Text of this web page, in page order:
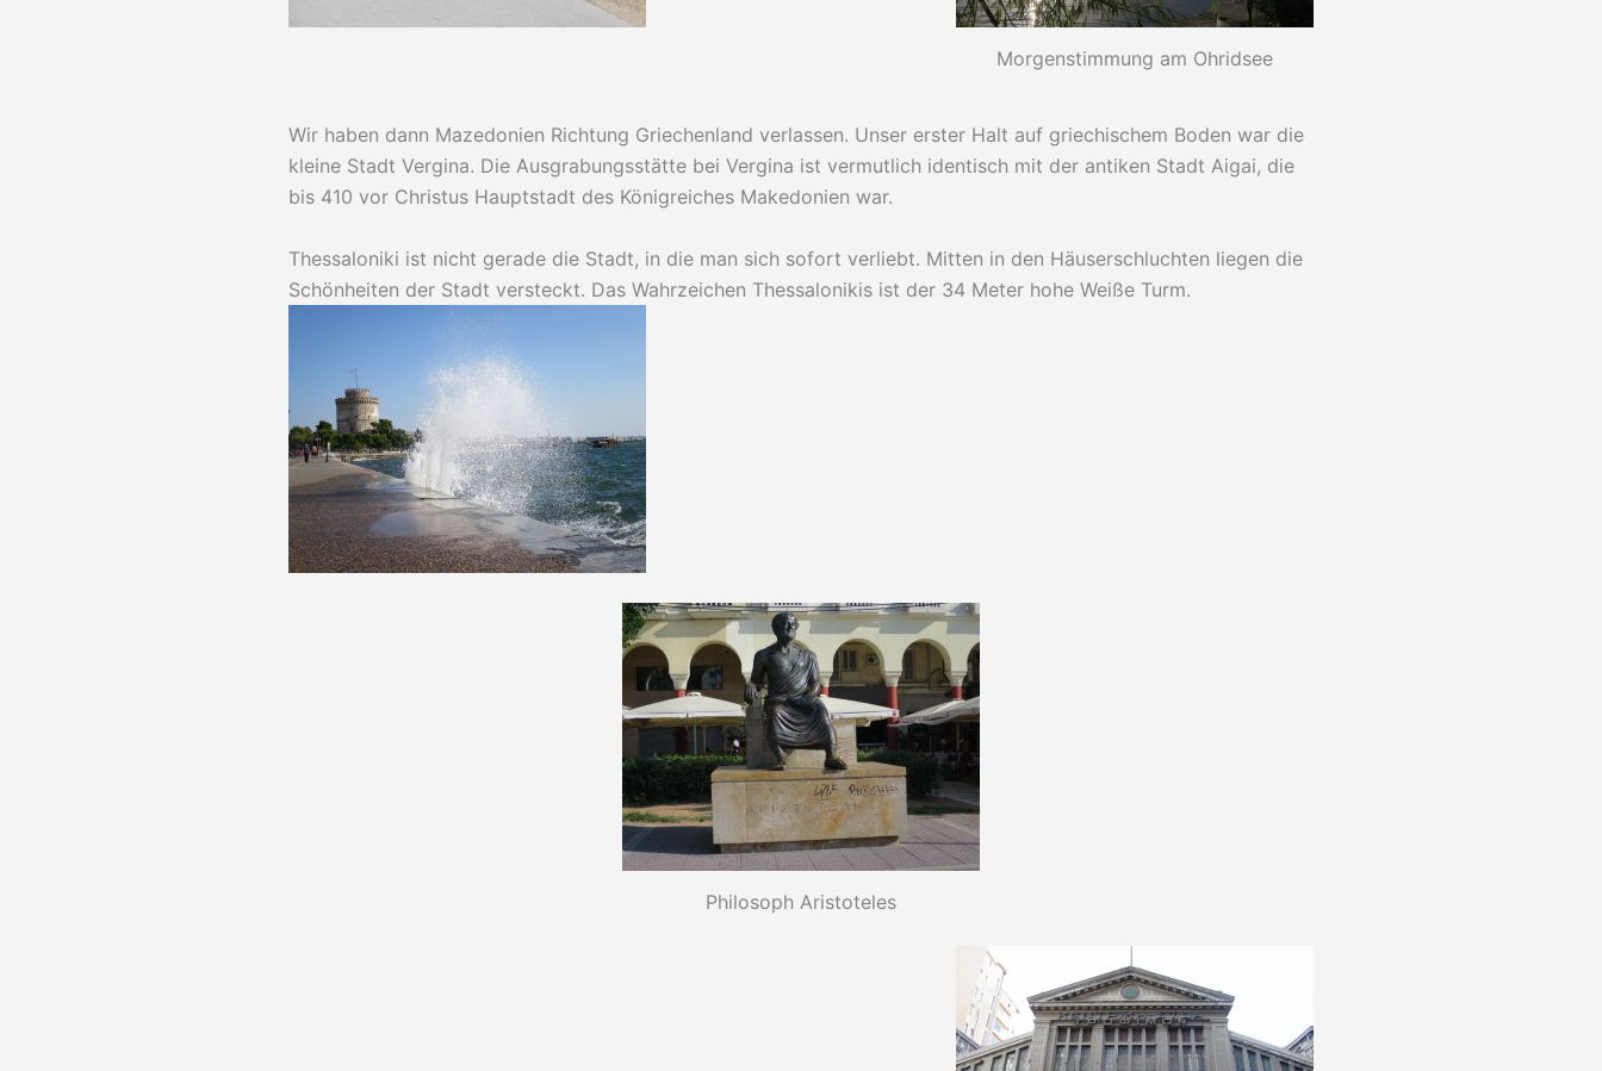
Morgenstimmung am Ohridsee
Wir haben dann Mazedonien Richtung Griechenland verlassen. Unser erster Halt auf griechischem Boden war die
kleine Stadt Vergina. Die Ausgrabungsstätte bei Vergina ist vermutlich identisch mit der antiken Stadt Aigai, die
bis 410 vor Christus Hauptstadt des Königreiches Makedonien war.
Thessaloniki ist nicht gerade die Stadt, in die man sich sofort verliebt. Mitten in den Häuserschluchten liegen die
Schönheiten der Stadt versteckt. Das Wahrzeichen Thessalonikis ist der 34 Meter hohe Weiße Turm.
Philosoph Aristoteles